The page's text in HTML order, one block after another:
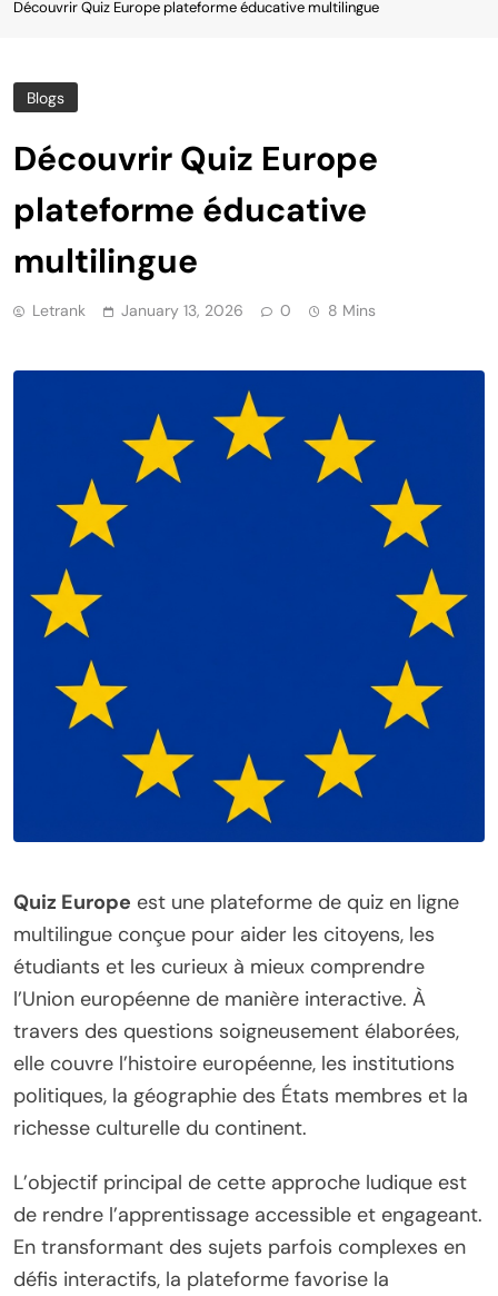
Découvrir Quiz Europe plateforme éducative multilingue
Blogs
Découvrir Quiz Europe
plateforme éducative
multilingue
Letrank January 13, 2026 0 8 Mins
Quiz Europe est une plateforme de quiz en ligne
multilingue conçue pour aider les citoyens, les
étudiants et les curieux à mieux comprendre
l’Union européenne de manière interactive. À
travers des questions soigneusement élaborées,
elle couvre l’histoire européenne, les institutions
politiques, la géographie des États membres et la
richesse culturelle du continent.
L’objectif principal de cette approche ludique est
de rendre l’apprentissage accessible et engageant.
En transformant des sujets parfois complexes en
défis interactifs, la plateforme favorise la